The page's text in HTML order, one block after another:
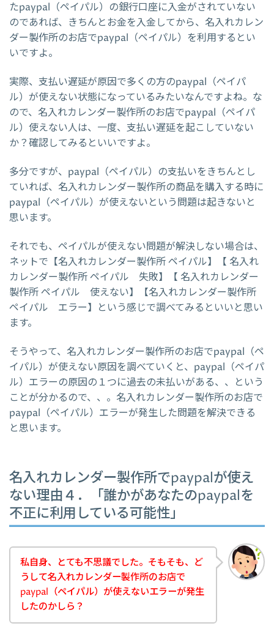
たpaypal（ペイパル）の銀行口座に入金がされていない
のであれば、きちんとお金を入金してから、名入れカレン
ダー製作所のお店でpaypal（ペイパル）を利用するとい
いですよ。
実際、支払い遅延が原因で多くの方のpaypal（ペイパ
ル）が使えない状態になっているみたいなんですよね。な
ので、名入れカレンダー製作所のお店でpaypal（ペイパ
ル）使えない人は、一度、支払い遅延を起こしていない
か？確認してみるといいですよ。
多分ですが、paypal（ペイパル）の支払いをきちんとし
ていれば、名入れカレンダー製作所の商品を購入する時に
paypal（ペイパル）が使えないという問題は起きないと
思います。
それでも、ペイパルが使えない問題が解決しない場合は、
ネットで【名入れカレンダー製作所 ペイパル】【 名入れ
カレンダー製作所 ペイパル 失敗】【 名入れカレンダー
製作所 ペイパル 使えない】【名入れカレンダー製作所
ペイパル エラー】という感じで調べてみるといいと思い
ます。
そうやって、名入れカレンダー製作所のお店でpaypal（ペ
イパル）が使えない原因を調べていくと、paypal（ペイパ
ル）エラーの原因の１つに過去の未払いがある、、という
ことが分かるので、、。名入れカレンダー製作所のお店で
paypal（ペイパル）エラーが発生した問題を解決できる
と思います。
名入れカレンダー製作所でpaypalが使え
ない理由４．「誰かがあなたのpaypalを
不正に利用している可能性」
私自身、とても不思議でした。そもそも、ど
うして名入れカレンダー製作所のお店で
paypal（ペイパル）が使えないエラーが発生
したのかしら？